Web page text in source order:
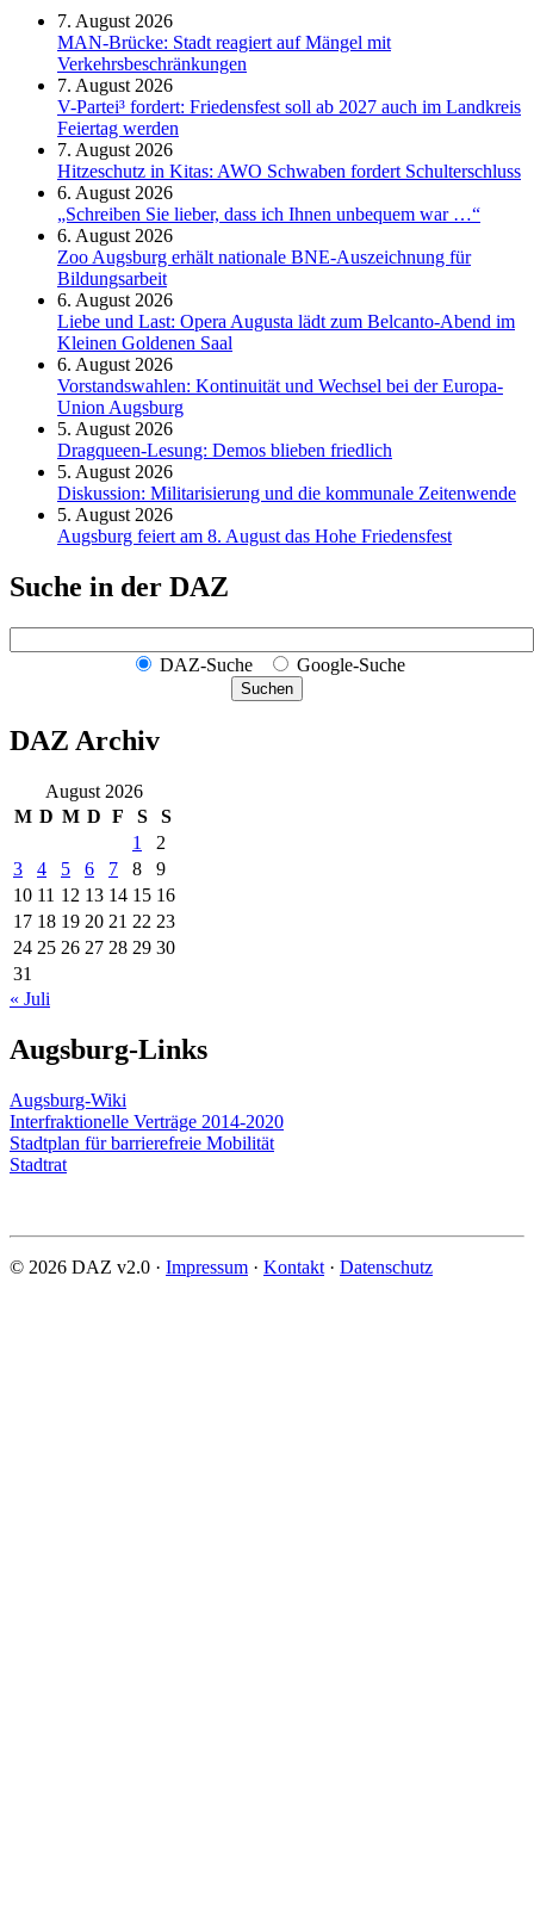
7. August 2026
MAN-Brücke: Stadt reagiert auf Mängel mit
Verkehrsbeschränkungen
7. August 2026
V-Partei­³ fordert: Friedens­fest soll ab 2027 auch im Land­kreis
Feier­tag werden
7. August 2026
Hitzeschutz in Kitas: AWO Schwaben fordert Schulterschluss
6. August 2026
„Schreiben Sie lieber, dass ich Ihnen unbequem war …“
6. August 2026
Zoo Augsburg erhält nationale BNE-Auszeichnung für
Bildungsarbeit
6. August 2026
Liebe und Last: Opera Augusta lädt zum Belcanto-Abend im
Kleinen Goldenen Saal
6. August 2026
Vorstandswahlen: Kontinuität und Wechsel bei der Europa-
Union Augsburg
5. August 2026
Dragqueen-Lesung: Demos blieben friedlich
5. August 2026
Diskussion: Mi­li­ta­ri­sie­rung und die kommunale Zeitenwende
5. August 2026
Augsburg feiert am 8. August das Hohe Friedensfest
Suche in der DAZ
DAZ-Suche Google-Suche
Suchen
DAZ Archiv
August 2026
M D M D F S
S
1
2
3
4 5 6 7 8
9
10 11 12 13 14 15 16
17 18 19 20 21 22 23
24 25 26 27 28 29 30
31
« Juli
Augsburg-Links
Augsburg-Wiki
Interfraktionelle Verträge 2014-2020
Stadtplan für barrierefreie Mobilität
Stadtrat
© 2026 DAZ v2.0 · Impressum · Kontakt · Datenschutz